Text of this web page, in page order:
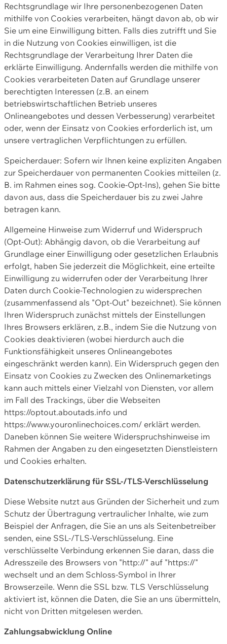
Rechtsgrundlage wir Ihre personenbezogenen Daten
mithilfe von Cookies verarbeiten, hängt davon ab, ob wir
Sie um eine Einwilligung bitten. Falls dies zutrifft und Sie
in die Nutzung von Cookies einwilligen, ist die
Rechtsgrundlage der Verarbeitung Ihrer Daten die
erklärte Einwilligung. Andernfalls werden die mithilfe von
Cookies verarbeiteten Daten auf Grundlage unserer
berechtigten Interessen (z.B. an einem
betriebswirtschaftlichen Betrieb unseres
Onlineangebotes und dessen Verbesserung) verarbeitet
oder, wenn der Einsatz von Cookies erforderlich ist, um
unsere vertraglichen Verpflichtungen zu erfüllen.
Speicherdauer: Sofern wir Ihnen keine expliziten Angaben
zur Speicherdauer von permanenten Cookies mitteilen (z.
B. im Rahmen eines sog. Cookie-Opt-Ins), gehen Sie bitte
davon aus, dass die Speicherdauer bis zu zwei Jahre
betragen kann.
Allgemeine Hinweise zum Widerruf und Widerspruch
(Opt-Out): Abhängig davon, ob die Verarbeitung auf
Grundlage einer Einwilligung oder gesetzlichen Erlaubnis
erfolgt, haben Sie jederzeit die Möglichkeit, eine erteilte
Einwilligung zu widerrufen oder der Verarbeitung Ihrer
Daten durch Cookie-Technologien zu widersprechen
(zusammenfassend als "Opt-Out" bezeichnet). Sie können
Ihren Widerspruch zunächst mittels der Einstellungen
Ihres Browsers erklären, z.B., indem Sie die Nutzung von
Cookies deaktivieren (wobei hierdurch auch die
Funktionsfähigkeit unseres Onlineangebotes
eingeschränkt werden kann). Ein Widerspruch gegen den
Einsatz von Cookies zu Zwecken des Onlinemarketings
kann auch mittels einer Vielzahl von Diensten, vor allem
im Fall des Trackings, über die Webseiten
https://optout.aboutads.info und
https://www.youronlinechoices.com/ erklärt werden.
Daneben können Sie weitere Widerspruchshinweise im
Rahmen der Angaben zu den eingesetzten Dienstleistern
und Cookies erhalten.
Datenschutzerklärung für SSL-/TLS-Verschlüsselung
Diese Website nutzt aus Gründen der Sicherheit und zum
Schutz der Übertragung vertraulicher Inhalte, wie zum
Beispiel der Anfragen, die Sie an uns als Seitenbetreiber
senden, eine SSL-/TLS-Verschlüsselung. Eine
verschlüsselte Verbindung erkennen Sie daran, dass die
Adresszeile des Browsers von "http://" auf "https://"
wechselt und an dem Schloss-Symbol in Ihrer
Browserzeile. Wenn die SSL bzw. TLS Verschlüsselung
aktiviert ist, können die Daten, die Sie an uns übermitteln,
nicht von Dritten mitgelesen werden.
Zahlungsabwicklung Online